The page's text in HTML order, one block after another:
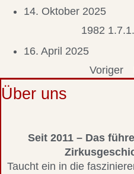
14. Oktober 2025
1982
16. April 2025
Voriger
Über uns
Seit 2011 – Das
Taucht ein in die